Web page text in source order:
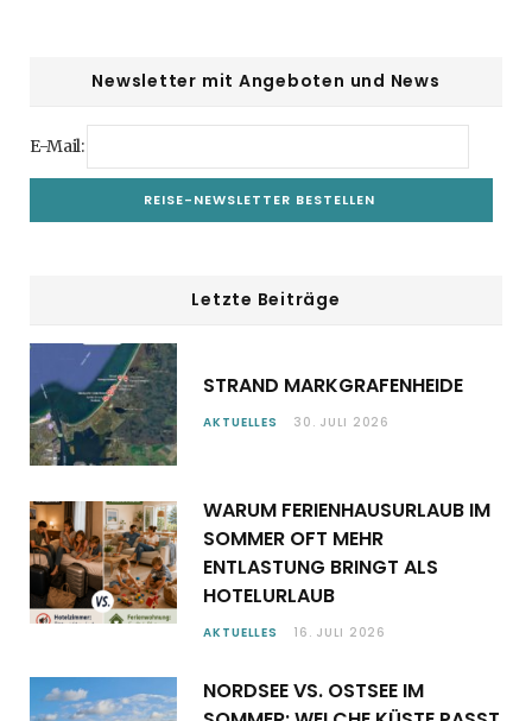
Newsletter mit Angeboten und News
E-Mail:
Letzte Beiträge
STRAND MARKGRAFENHEIDE
AKTUELLES 30. JULI 2026
WARUM FERIENHAUSURLAUB IM
SOMMER OFT MEHR
ENTLASTUNG BRINGT ALS
HOTELURLAUB
AKTUELLES 16. JULI 2026
NORDSEE VS. OSTSEE IM